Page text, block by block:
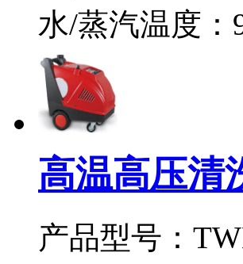
水/蒸汽温度
高温高压清
产品型号：